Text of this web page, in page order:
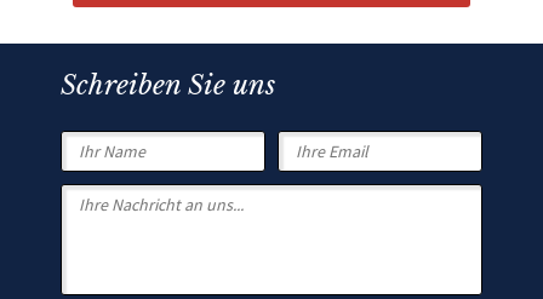
Schreiben Sie uns